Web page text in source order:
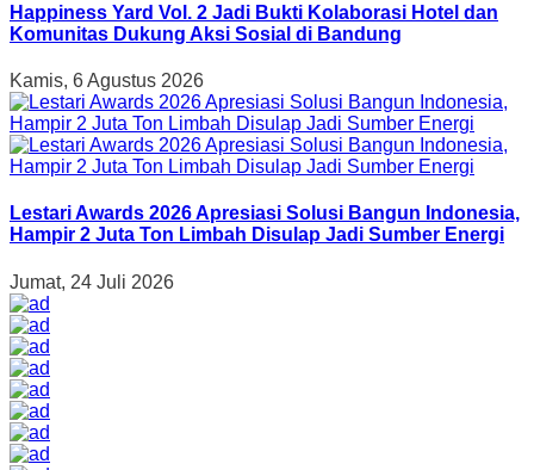
Happiness Yard Vol. 2 Jadi Bukti Kolaborasi Hotel dan
Komunitas Dukung Aksi Sosial di Bandung
Kamis, 6 Agustus 2026
Lestari Awards 2026 Apresiasi Solusi Bangun Indonesia,
Hampir 2 Juta Ton Limbah Disulap Jadi Sumber Energi
Jumat, 24 Juli 2026